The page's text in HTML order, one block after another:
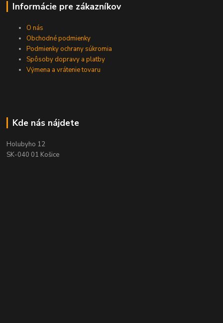
Informácie pre zákazníkov
O nás
Obchodné podmienky
Podmienky ochrany súkromia
Spôsoby dopravy a platby
Výmena a vrátenie tovaru
Kde nás nájdete
Holubyho 12
SK-040 01 Košice